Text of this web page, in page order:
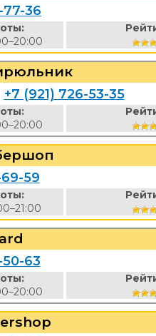
77-36
+7 (921) 726-53-35
69-59
50-63